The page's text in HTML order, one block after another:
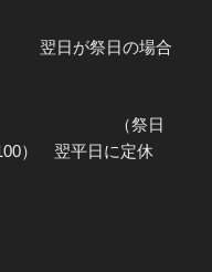
）
日が祭日の場合
（祭日
） 翌平日に定休